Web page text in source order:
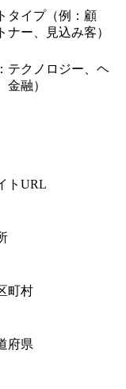
タイプ（例：顧
ナー、見込み客）
テクノロジー、ヘ
金融）
トURL
町村
府県